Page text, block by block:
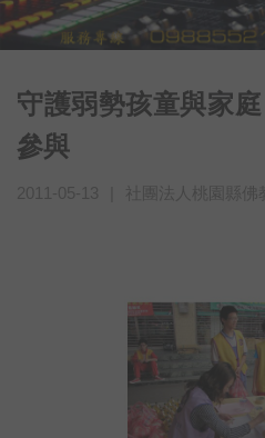
守護弱勢孩童與家
參與